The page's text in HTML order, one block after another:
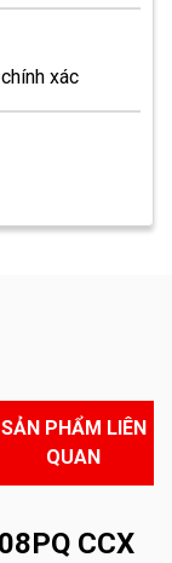
xác
SẢN PHẨM LIÊN
QUAN
CCX